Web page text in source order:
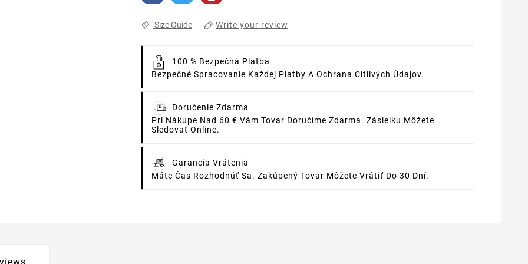
Size Guide Write your review
100 % Bezpečná Platba
Bezpečné Spracovanie Každej Platby A Ochrana Citlivých Údajov.
Doručenie Zdarma
Pri Nákupe Nad 60 € Vám Tovar Doručíme Zdarma. Zásielku Môžete
Sledovať Online.
Garancia Vrátenia
Máte Čas Rozhodnúť Sa. Zakúpený Tovar Môžete Vrátiť Do 30 Dní.